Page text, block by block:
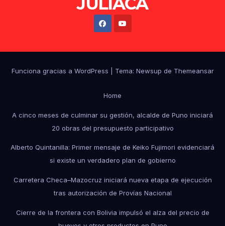
Funciona gracias a WordPress Tema: Newsup de Themeansar
Home
A cinco meses de culminar su gestión, alcalde de Puno iniciará
20 obras del presupuesto participativo
Alberto Quintanilla: Primer mensaje de Keiko Fujimori evidenciará
si existe un verdadero plan de gobierno
Carretera Checa–Mazocruz iniciará nueva etapa de ejecución
tras autorización de Provías Nacional
Cierre de la frontera con Bolivia impulsó el alza del precio de